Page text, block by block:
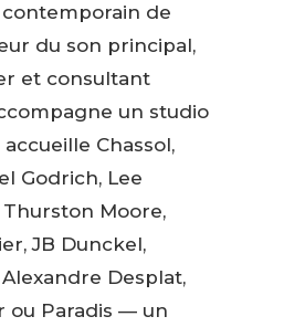
contemporain de
du son principal,
et consultant
un studio
Chassol,
Godrich, Lee
Moore,
JB Dunckel,
Desplat,
ou Paradis — un